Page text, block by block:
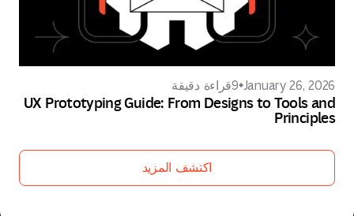
January 26,
9قراءة دقيقة
UX Prototyping Guide: From Designs to
اكتشف المزيد